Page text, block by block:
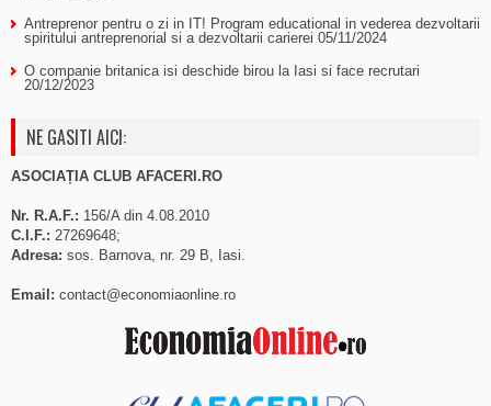
Antreprenor pentru o zi in IT! Program educational in vederea dezvoltarii
spiritului antreprenorial si a dezvoltarii carierei 05/11/2024
O companie britanica isi deschide birou la Iasi si face recrutari
20/12/2023
NE GASITI AICI:
ASOCIAȚIA CLUB AFACERI.RO
Nr. R.A.F.: 156/A din 4.08.2010
C.I.F.: 27269648;
Adresa: sos. Barnova, nr. 29 B, Iasi.
Email: contact@economiaonline.ro